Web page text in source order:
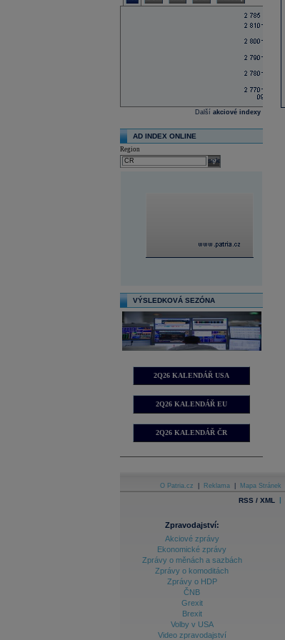
Další akciové indexy
AD INDEX ONLINE
Region
select
VÝSLEDKOVÁ SEZÓNA
2Q26 KALENDÁŘ USA
2Q26 KALENDÁŘ EU
2Q26 KALENDÁŘ ČR
O Patria.cz Reklama Mapa Stránek
RSS / XML |
Zpravodajství:
Akciové zprávy
Ekonomické zprávy
Zprávy o měnách a sazbách
Zprávy o komoditách
Zprávy o HDP
ČNB
Grexit
Brexit
Volby v USA
Video zpravodajství